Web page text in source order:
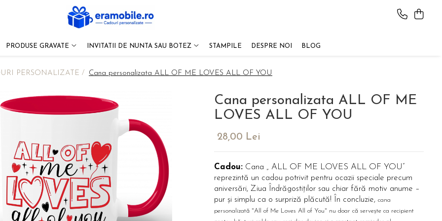
PRODUSE GRAVATE INVITATII DE NUNTA SAU BOTEZ STAMPILE DESPRE NOI BLOG
PERSONALIZATE / Cana personalizata ALL OF ME LOVES ALL OF YOU
Cana personalizata ALL OF ME
LOVES ALL OF YOU
28,00 Lei
Cadou: Cana „ ALL OF ME LOVES ALL OF YOU”
reprezintă un cadou potrivit pentru ocazii speciale precum
aniversări, Ziua Îndrăgostiților sau chiar fără motiv anume –
pur și simplu ca o surpriză plăcută! În concluzie, cana
personalizată "All of Me Loves All of You" nu doar că servește ca recipient